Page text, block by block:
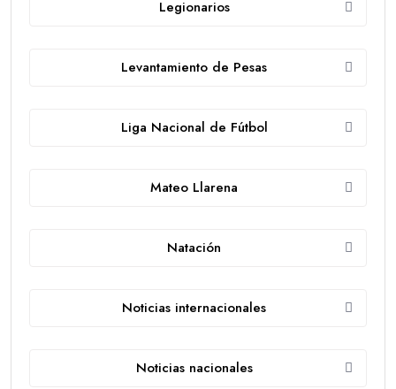
Legionarios
Levantamiento de Pesas
Liga Nacional de Fútbol
Mateo Llarena
Natación
Noticias internacionales
Noticias nacionales